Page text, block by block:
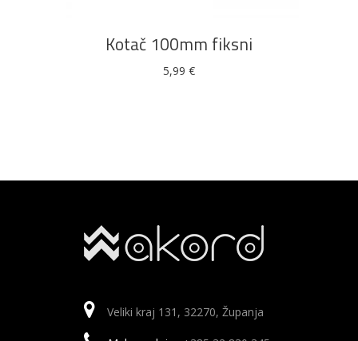
Kotač 100mm fiksni
5,99 €
Veliki kraj 131, 32270, Županja